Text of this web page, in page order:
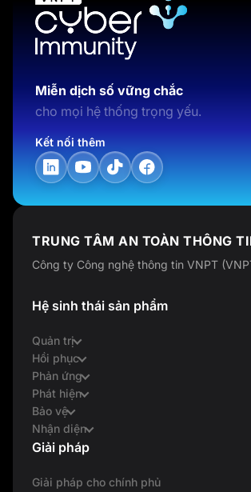
Miễn dịch số vững chắc
cho mọi hệ thống trọng yếu.
Kết nối thêm
TRUNG TÂM AN TOÀN THÔNG
Công ty Công nghệ thông tin VNPT
Hệ sinh thái sản phẩm
Quản trị
Hồi phục
Phản ứng
Phát hiện
Bảo vệ
Nhận diện
Giải pháp
Giải pháp cho chính phủ